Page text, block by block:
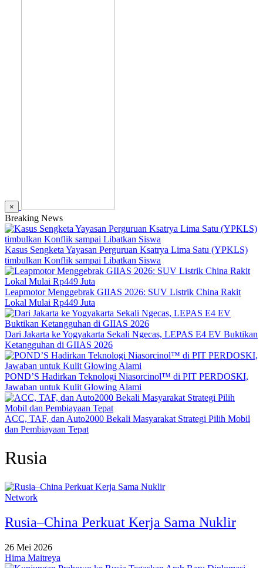
×
Breaking News
Kasus Sengketa Yayasan Perguruan Ksatrya Lima Satu (YPKLS)
timbulkan Konflik sampai Libatkan Siswa
Leapmotor Menggebrak GIIAS 2026: SUV Listrik China Rakit
Lokal Mulai Rp449 Juta
Dari Jakarta ke Yogyakarta Sekali Ngecas, LEPAS E4 EV Buktikan
Ketangguhan di GIIAS 2026
POND’S Hadirkan Teknologi Niasorcinol™ di PIT PERDOSKI,
Jawaban untuk Kulit Glowing Alami
ACC, TAF, dan Auto2000 Bekali Masyarakat Strategi Pilih Mobil
dan Pembiayaan Tepat
Rusia
Network
Rusia–China Perkuat Kerja Sama Nuklir
26 Mei 2026
Hima Maitreya